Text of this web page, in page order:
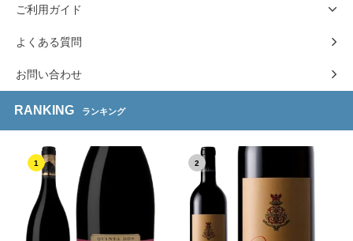
ご利用ガイド
よくある質問
お問い合わせ
RANKING ランキング
1 2